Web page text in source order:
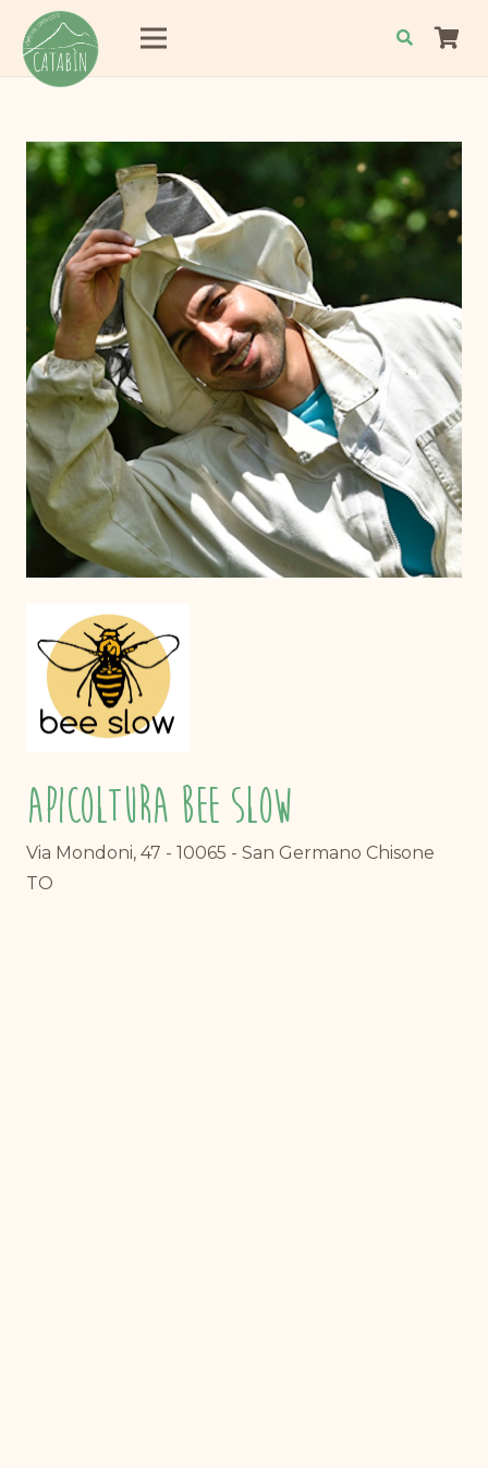
Apicoltura Bee Slow
Via Mondoni, 47 - 10065 - San Germano Chisone
TO